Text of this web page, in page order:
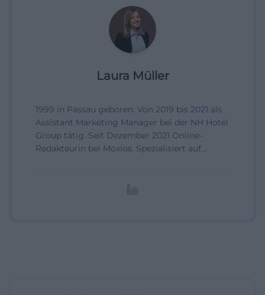
Laura Müller
1999 in Passau geboren. Von 2019 bis 2021 als
Assistant Marketing Manager bei der NH Hotel
Group tätig. Seit Dezember 2021 Online-
Redakteurin bei Moxios. Spezialisiert auf